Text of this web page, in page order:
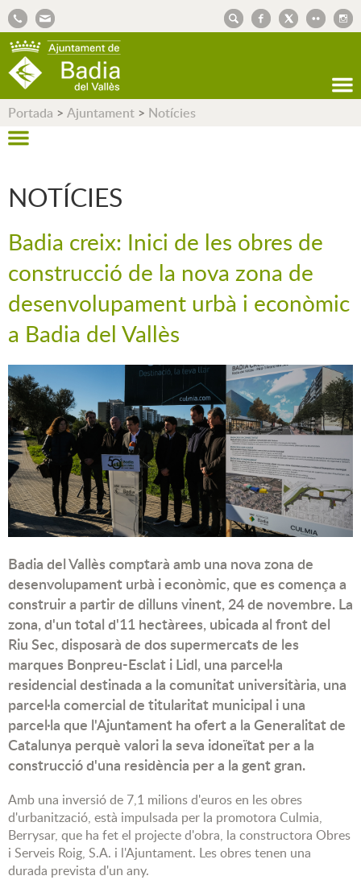
Portada > Ajuntament > Notícies
NOTÍCIES
Badia creix: Inici de les obres de
construcció de la nova zona de
desenvolupament urbà i econòmic
a Badia del Vallès
Badia del Vallès comptarà amb una nova zona de
desenvolupament urbà i econòmic, que es comença a
construir a partir de dilluns vinent, 24 de novembre. La
zona, d'un total d'11 hectàrees, ubicada al front del
Riu Sec, disposarà de dos supermercats de les
marques Bonpreu-Esclat i Lidl, una parcel·la
residencial destinada a la comunitat universitària, una
parcel·la comercial de titularitat municipal i una
parcel·la que l'Ajuntament ha ofert a la Generalitat de
Catalunya perquè valori la seva idoneïtat per a la
construcció d'una residència per a la gent gran.
Amb una inversió de 7,1 milions d'euros en les obres
d'urbanització, està impulsada per la promotora Culmia,
Berrysar, que ha fet el projecte d'obra, la constructora Obres
i Serveis Roig, S.A. i l'Ajuntament. Les obres tenen una
durada prevista d'un any.